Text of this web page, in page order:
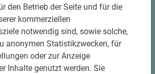
den Betrieb der Seite und für die
kommerziellen
notwendig sind, sowie solche,
anonymen Statistikzwecken, für
oder zur Anzeige
Inhalte genutzt werden. Sie